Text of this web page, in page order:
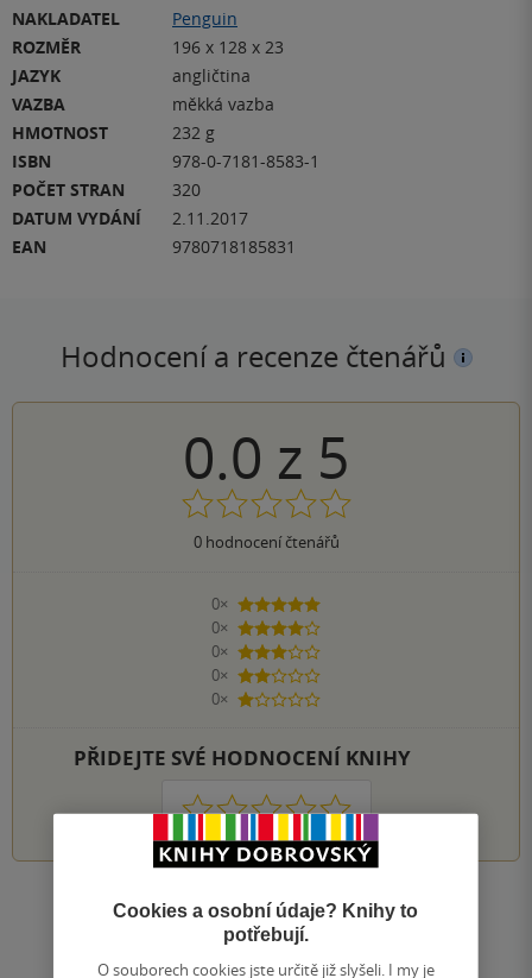
NAKLADATEL
Penguin
ROZMĚR
196 x 128 x 23
JAZYK
angličtina
VAZBA
měkká vazba
HMOTNOST
232 g
ISBN
978-0-7181-8583-1
POČET STRAN
320
DATUM VYDÁNÍ
2.11.2017
EAN
9780718185831
Hodnocení a recenze čtenářů
0.0 z 5
0hodnocení čtenářů
0×
5 hvězdiček
0×
4 hvězdičky
0×
3 hvězdičky
0×
2 hvězdičky
0×
1 hvezdička
PŘIDEJTE SVÉ HODNOCENÍ KNIHY
1 2 3 4 5
Zobrazit všechna hodnocení
Cookies a osobní údaje? Knihy to
potřebují.
O souborech cookies jste určitě již slyšeli. I my je